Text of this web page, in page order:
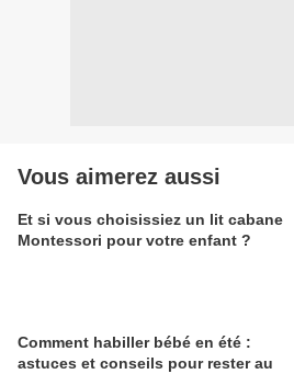
Vous aimerez aussi
Et si vous choisissiez un lit cabane
Montessori pour votre enfant ?
Comment habiller bébé en été :
astuces et conseils pour rester au